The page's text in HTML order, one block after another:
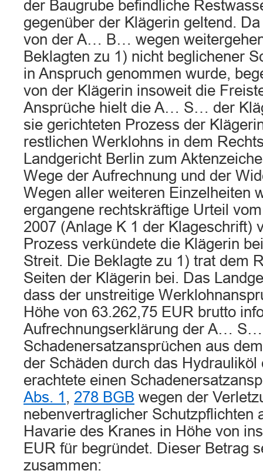
der Baugrube befindliche
gegenüber der Klägerin geltend.
von der A… B… wegen
Beklagten zu 1) nicht beglichener
in Anspruch genommen wurde,
von der Klägerin insoweit die
Ansprüche hielt die A… S… der
sie gerichteten Prozess der
restlichen Werklohns in dem
Landgericht Berlin zum
Wege der Aufrechnung und der
Wegen aller weiteren Einzelheiten
ergangene rechtskräftige Urteil
2007 (Anlage K 1 der Klageschrift)
Prozess verkündete die Klägerin
Streit. Die Beklagte zu 1) trat dem
Seiten der Klägerin bei. Das
dass der unstreitige
Höhe von 63.262,75 EUR brutto
Aufrechnungserklärung der A…
Schadenersatzansprüchen aus
der Schäden durch das
erachtete einen
Abs. 1 , 278 BGB wegen der
nebenvertraglicher Schutzpflichten
Havarie des Kranes in Höhe von
EUR für begründet. Dieser Betrag
zusammen: